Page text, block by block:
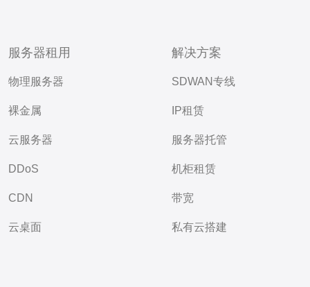
服务器租用
物理服务器
裸金属
云服务器
DDoS
CDN
云桌面
解决方案
SDWAN专线
IP租赁
服务器托管
机柜租赁
带宽
私有云搭建